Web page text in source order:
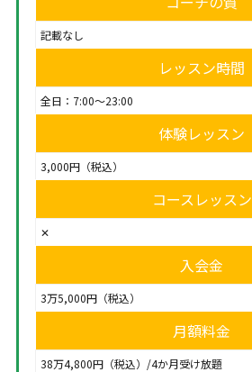
記載なし
レッスン時間
全日：7:00～23:00
体験レッスン
3,000円（税込）
コースレッスン
✕
入会金
3万5,000円（税込）
月額料金
38万4,800円（税込）/4か月受け放題